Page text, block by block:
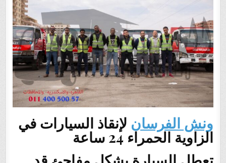
ونش الفرسان لإنقاذ السيارات في
الزاوية الحمراء 24 ساعة